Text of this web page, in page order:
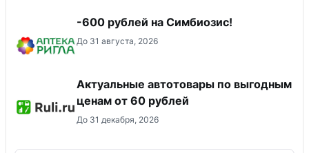
-600 рублей на Симбиозис!
До 31 августа, 2026
Актуальные автотовары по выгодным
ценам от 60 рублей
До 31 декабря, 2026